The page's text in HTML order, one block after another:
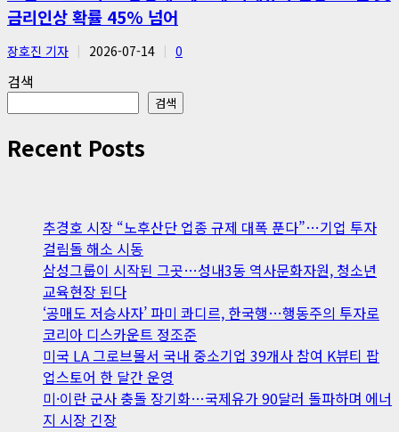
금리인상 확률 45% 넘어
장호진 기자 2026-07-14 0
검색
검색
Recent Posts
추경호 시장 “노후산단 업종 규제 대폭 푼다”…기업 투자
걸림돌 해소 시동
삼성그룹이 시작된 그곳…성내3동 역사문화자원, 청소년
교육현장 된다
‘공매도 저승사자’ 파미 콰디르, 한국행…행동주의 투자로
코리아 디스카운트 정조준
미국 LA 그로브몰서 국내 중소기업 39개사 참여 K뷰티 팝
업스토어 한 달간 운영
미·이란 군사 충돌 장기화…국제유가 90달러 돌파하며 에너
지 시장 긴장